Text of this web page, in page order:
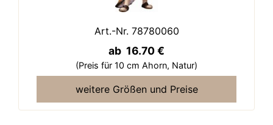
Art.-Nr. 78780060
ab 16.70 €
(Preis für 10 cm Ahorn, Natur)
weitere Größen und Preise